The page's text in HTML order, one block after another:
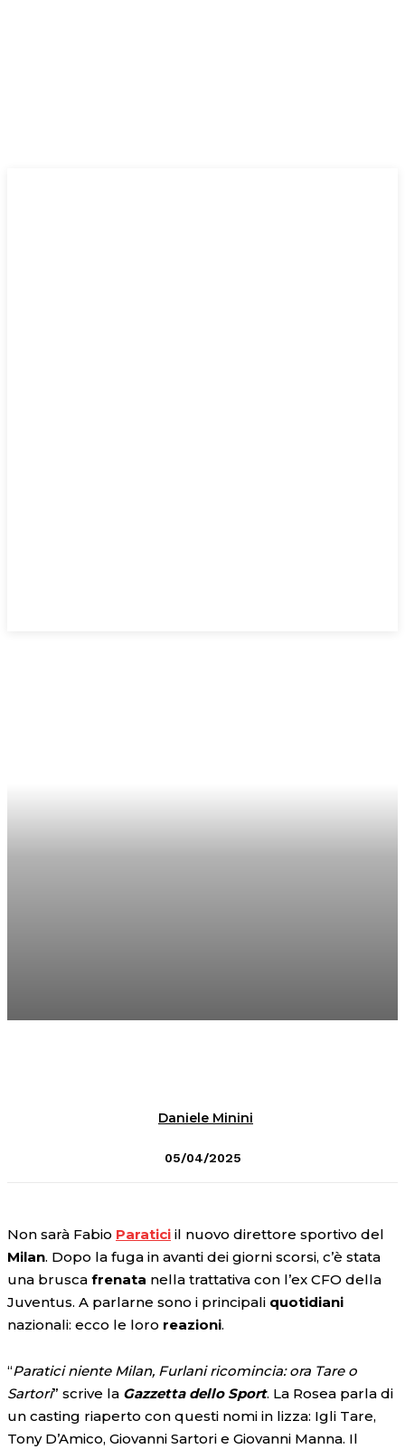
Daniele Minini
05/04/2025
Non sarà Fabio Paratici il nuovo direttore sportivo del
Milan. Dopo la fuga in avanti dei giorni scorsi, c’è stata
una brusca frenata nella trattativa con l’ex CFO della
Juventus. A parlarne sono i principali quotidiani
nazionali: ecco le loro reazioni.
“Paratici niente Milan, Furlani ricomincia: ora Tare o
Sartori” scrive la Gazzetta dello Sport. La Rosea parla di
un casting riaperto con questi nomi in lizza: Igli Tare,
Tony D’Amico, Giovanni Sartori e Giovanni Manna. Il